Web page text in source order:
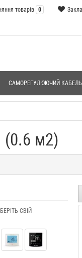
товарів 0
САМОРЕГУЛЮЮЧИЙ КАБЕЛЬ
(0.6 м2)
СВІЙ